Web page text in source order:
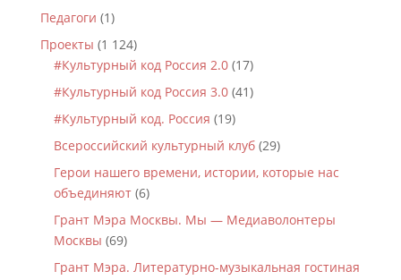
Педагоги (1)
Проекты (1 124)
#Культурный код Россия 2.0(17)
#Культурный код Россия 3.0(41)
#Культурный код. Россия (19)
Всероссийский культурный клуб(29)
Герои нашего времени, истории, которые нас
объединяют(6)
Грант Мэра Москвы. Мы — Медиаволонтеры
Москвы (69)
Грант Мэра. Литературно-музыкальная гостиная